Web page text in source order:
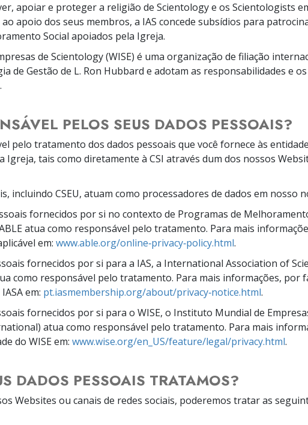
apoiar e proteger a religião de Scientology e os Scientologists
apoio dos seus membros, a IAS concede subsídios para
Social apoiados pela Igreja.
de Scientology (WISE) é uma organização de filiação
de Gestão de L. Ron Hubbard e adotam as responsabilidades e
PELOS SEUS DADOS PESSOAIS?
pelo tratamento dos dados pessoais que você fornece às
Igreja, tais como diretamente à CSI através dum dos nossos
incluindo CSEU, atuam como processadores de dados em nosso
fornecidos por si no contexto de Programas de
atua como responsável pelo tratamento. Para mais
em: www.able.org/online‑privacy‑policy.html.
fornecidos por si para a IAS, a International Association of
como responsável pelo tratamento. Para mais informações, por
em: pt.iasmembership.org/about/privacy‑notice.html.
fornecidos por si para o WISE, o Instituto Mundial de
atua como responsável pelo tratamento. Para mais
do WISE em: www.wise.org/en_US/feature/legal/privacy.html.
DADOS PESSOAIS TRATAMOS?
Websites ou canais de redes sociais, poderemos tratar as